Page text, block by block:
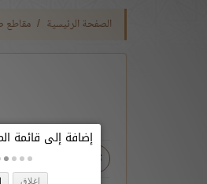
الصفحة الرئيسية مقاطع
تحميل - ع +
إغلاق